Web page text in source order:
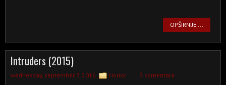
OPŠIRNIJE ...
Intruders (2015)
wednesday, september 7, 2016 Horror 3 komentara